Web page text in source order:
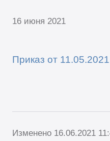
16 июня 2021
Приказ от
Изменено 16.06.2021